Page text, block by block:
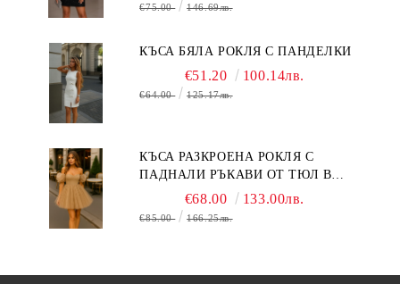
€75.00 146.69лв.
КЪСА БЯЛА РОКЛЯ С ПАНДЕЛКИ
€51.20 100.14лв.
€64.00 125.17лв.
КЪСА РАЗКРОЕНА РОКЛЯ С
ПАДНАЛИ РЪКАВИ ОТ ТЮЛ В
БЕЖОВО€68.00 133.00лв.
€85.00 166.25лв.